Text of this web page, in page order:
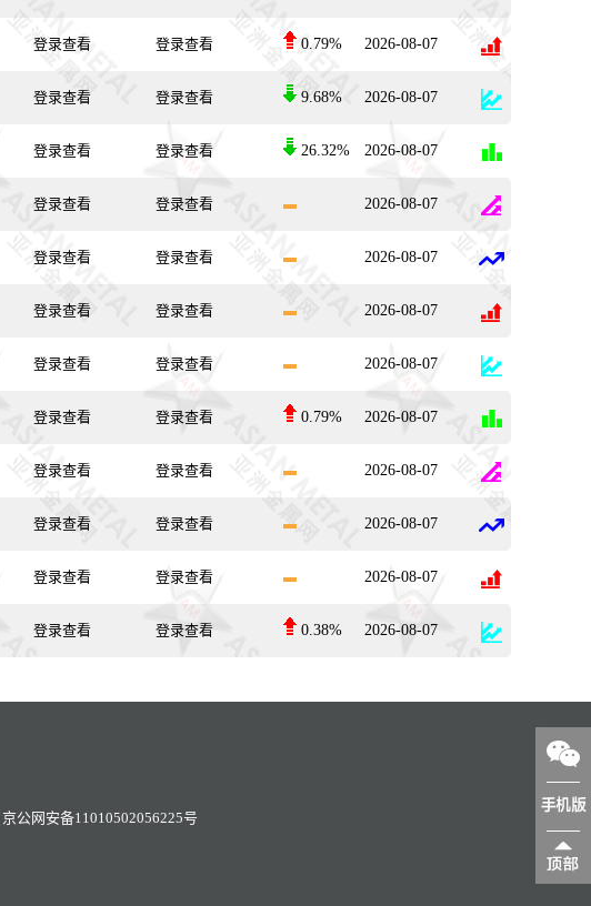
登录查看 登录查看 0.79% 2026-08-07
登录查看 登录查看 9.68% 2026-08-07
登录查看 登录查看 26.32% 2026-08-07
登录查看 登录查看 2026-08-07
登录查看 登录查看 2026-08-07
登录查看 登录查看 2026-08-07
登录查看 登录查看 2026-08-07
登录查看 登录查看 0.79% 2026-08-07
登录查看 登录查看 2026-08-07
登录查看 登录查看 2026-08-07
登录查看 登录查看 2026-08-07
登录查看 登录查看 0.38% 2026-08-07
京公网安备11010502056225号